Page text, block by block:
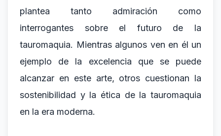
plantea tanto admiración como
interrogantes sobre el futuro de la
tauromaquia. Mientras algunos ven en él un
ejemplo de la excelencia que se puede
alcanzar en este arte, otros cuestionan la
sostenibilidad y la ética de la tauromaquia
en la era moderna.